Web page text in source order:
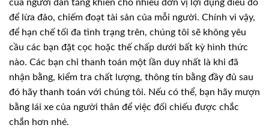
của người dân tăng khiến cho nhiều đơn vị lợi dụng điều đó
để lừa đảo, chiếm đoạt tài sản của mỗi người. Chính vì vậy,
để hạn chế tối đa tình trạng trên, chúng tôi sẽ không yêu
cầu các bạn đặt cọc hoặc thế chấp dưới bất kỳ hình thức
nào. Các bạn chỉ thanh toán một lần duy nhất là khi đã
nhận bằng, kiểm tra chất lượng, thông tin bằng đầy đủ sau
đó hãy thanh toán với chúng tôi. Nếu có thể, bạn hãy mượn
bằng lái xe của người thân để việc đối chiếu được chắc
chắn hơn nhé.